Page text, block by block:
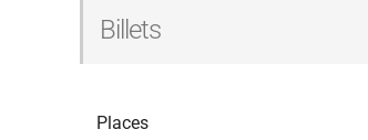
Billets
Places